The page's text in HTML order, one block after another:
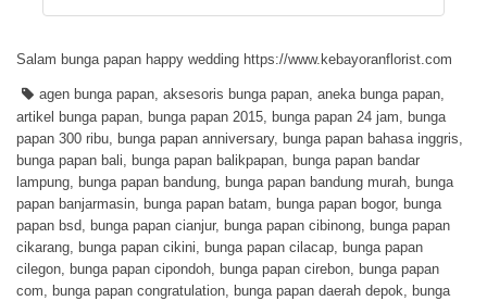
Salam bunga papan happy wedding https://www.kebayoranflorist.com
agen bunga papan, aksesoris bunga papan, aneka bunga papan,
artikel bunga papan, bunga papan 2015, bunga papan 24 jam, bunga
papan 300 ribu, bunga papan anniversary, bunga papan bahasa inggris,
bunga papan bali, bunga papan balikpapan, bunga papan bandar
lampung, bunga papan bandung, bunga papan bandung murah, bunga
papan banjarmasin, bunga papan batam, bunga papan bogor, bunga
papan bsd, bunga papan cianjur, bunga papan cibinong, bunga papan
cikarang, bunga papan cikini, bunga papan cilacap, bunga papan
cilegon, bunga papan cipondoh, bunga papan cirebon, bunga papan
com, bunga papan congratulation, bunga papan daerah depok, bunga